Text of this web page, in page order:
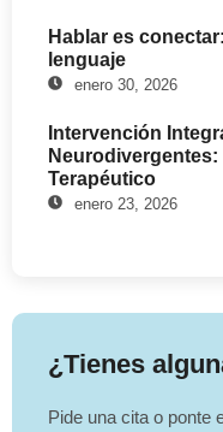
Hablar es
lenguaje
enero 30, 2026
Intervención
Terapéutico
enero 23, 2026
¿Tienes
Pide una cita o ponte